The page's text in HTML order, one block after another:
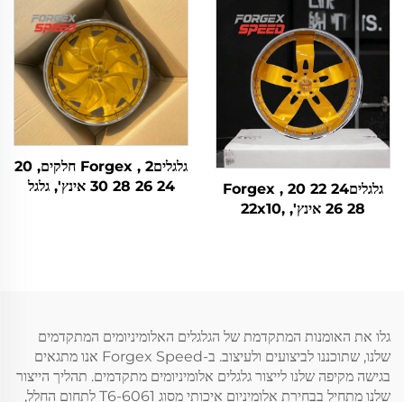
גלגל זהב
גלגליםForgex , 20 22 24
26 28 אינץ', 22x10,
גלגליםForgex , 2 חלקים, 20
24 26 28 30 אינץ', גלגל
גלו את האומנות המתקדמת של הגלגלים האלומיניומים המתקדמים
שלנו, שתוכננו לביצועים ולעיצוב. ב-Forgex Speed אנו מתגאים
בגישה מקיפה שלנו לייצור גלגלים אלומיניומים מתקדמים. תהליך הייצור
שלנו מתחיל בבחירת אלומיניום איכותי מסוג 6061-T6 לתחום החלל,